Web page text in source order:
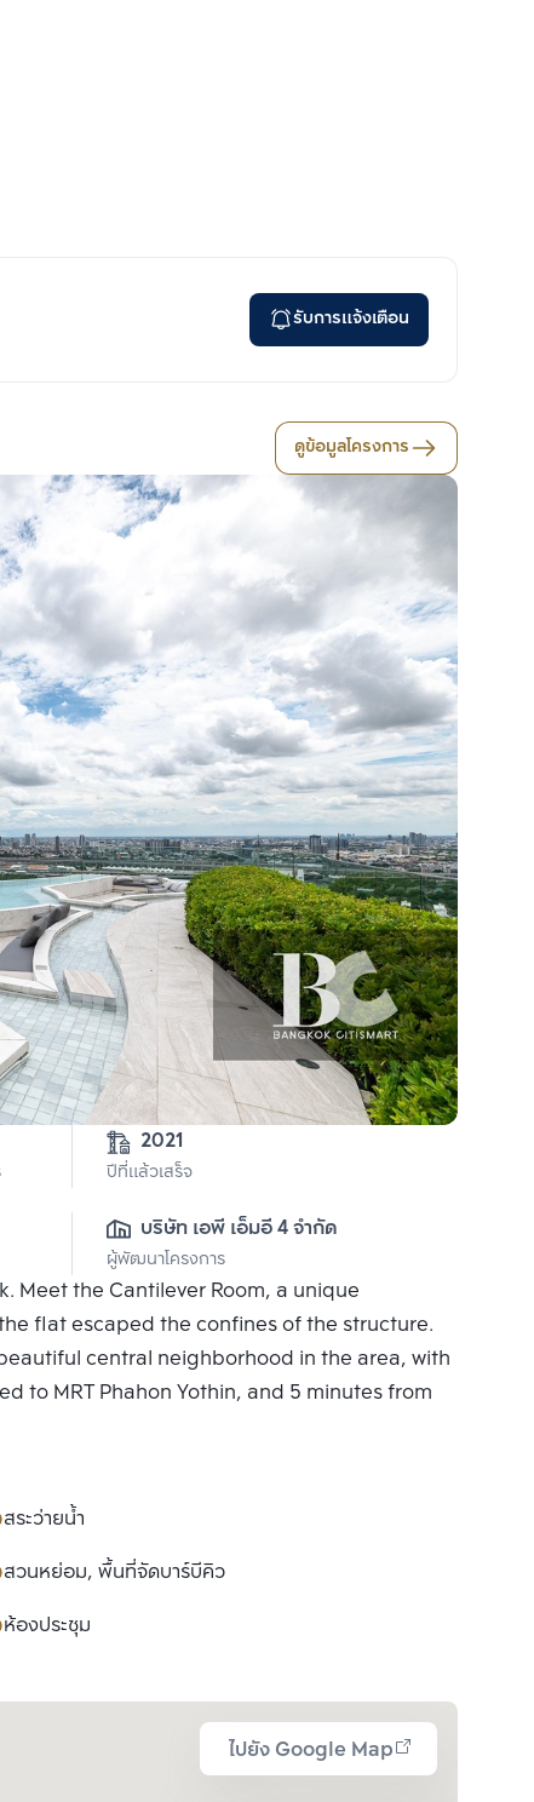
รับการแจ้งเตือน
ดูข้อมูลโครงการ
2021
ปีที่แล้วเสร็จ
บริษัท เอพี เอ็มอี 4 จำกัด
ผู้พัฒนาโครงการ
Meet the Cantilever Room, a unique
flat escaped the confines of the structure.
central neighborhood in the area, with
to MRT Phahon Yothin, and 5 minutes from
สระว่ายน้ำ
สวนหย่อม, พื้นที่จัดบาร์บีคิว
ห้องประชุม
ไปยัง Google Map